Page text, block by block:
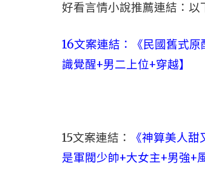
好看言情小說推薦連結：以
16文案連結：
《民國舊式
識覺醒+男二上位+穿越】
15文案連結：
《神算美人
是軍閥少帥+大女主+男強+